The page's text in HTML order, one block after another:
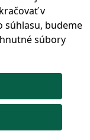
v
súhlasu, budeme
súbory
Bratislava - m. č.
vyhradené.